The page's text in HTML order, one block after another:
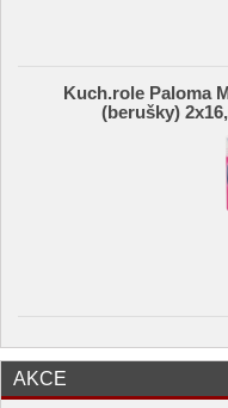
Kuch.role Paloma
(berušky)
AKCE